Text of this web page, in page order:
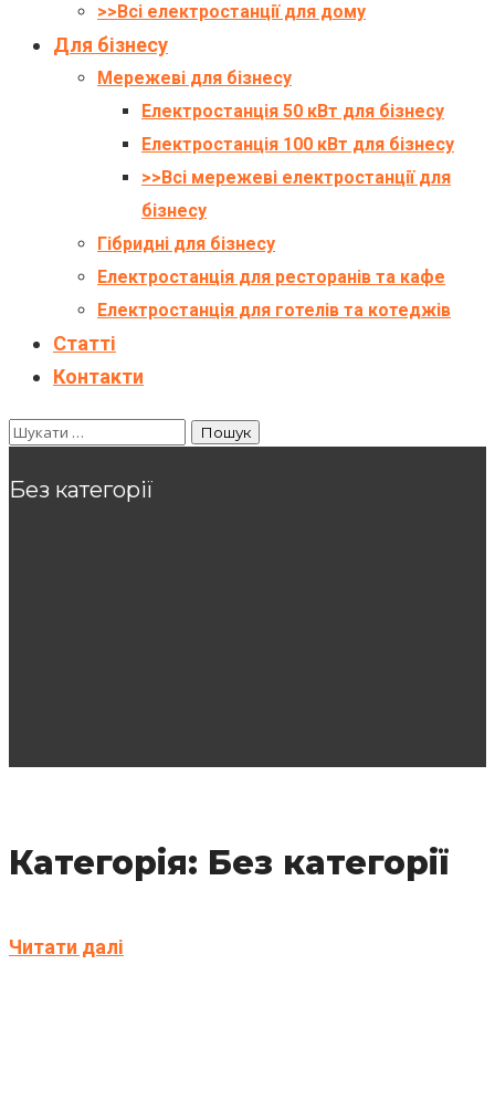
>>Всі електростанції для дому
Для бізнесу
Мережеві для бізнесу
Електростанція 50 кВт для бізнесу
Електростанція 100 кВт для бізнесу
>>Всі мережеві електростанції для
бізнесу
Гібридні для бізнесу
Електростанція для ресторанів та кафе
Електростанція для готелів та котеджів
Статті
Контакти
Без категорії
Категорія: Без категорії
Читати далі